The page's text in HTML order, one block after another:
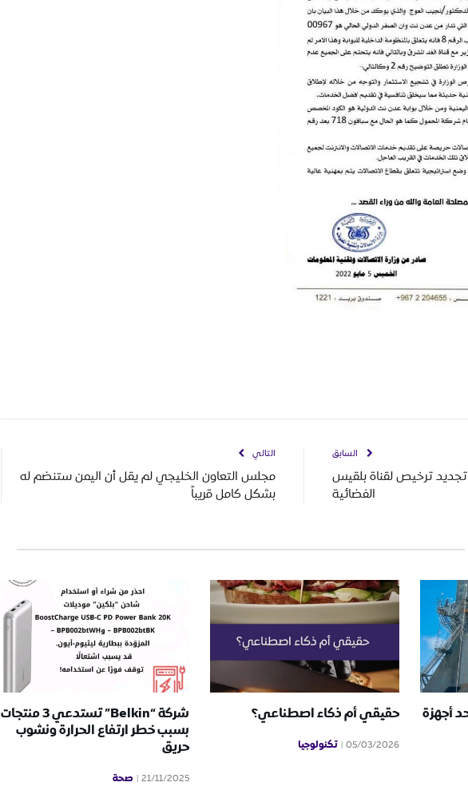
السابق
ترخيص لقناة بلقيس
الفضائية
التالي
مجلس التعاون الخليجي لم يقل أن اليمن ستنضم له
بشكل كامل قريباً
أجهزة حقيقي أم ذكاء اصطناعي؟
05/03/2026 تكنولوجيا
شركة “Belkin” تستدعي 3 منتجات
بسبب خطر ارتفاع الحرارة ونشوب
حريق
21/11/2025 صحة